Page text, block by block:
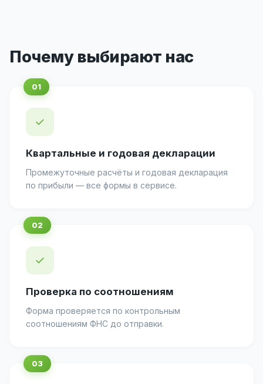
Почему выбирают нас
✓
Квартальные и годовая декларации
Промежуточные расчёты и годовая декларация
по прибыли — все формы в сервисе.
✓
Проверка по соотношениям
Форма проверяется по контрольным
соотношениям ФНС до отправки.